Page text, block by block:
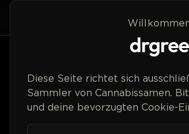
Zum Inhalt springen
Blütetyp
Diese Seite richtet sich
Sammler von Cannabissamen.
und deine bevorzugten Cookie-